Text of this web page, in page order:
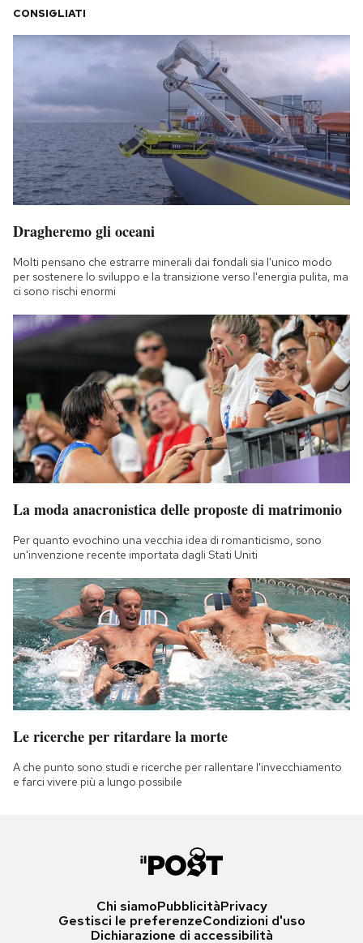
CONSIGLIATI
Dragheremo gli oceani
Molti pensano che estrarre minerali dai fondali sia l'unico modo
per sostenere lo sviluppo e la transizione verso l'energia pulita, ma
ci sono rischi enormi
La moda anacronistica delle proposte di matrimonio
Per quanto evochino una vecchia idea di romanticismo, sono
un'invenzione recente importata dagli Stati Uniti
Le ricerche per ritardare la morte
A che punto sono studi e ricerche per rallentare l'invecchiamento
e farci vivere più a lungo possibile
Chi siamoPubblicitàPrivacy
Gestisci le preferenzeCondizioni d'uso
Dichiarazione di accessibilità